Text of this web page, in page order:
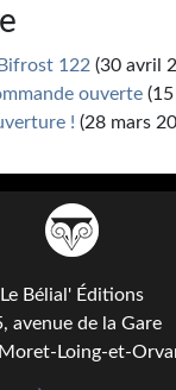
122 (30 avril
ouverte
! (28 mars
Le Bélial' Éditions
avenue de la Gare
Loing-et-